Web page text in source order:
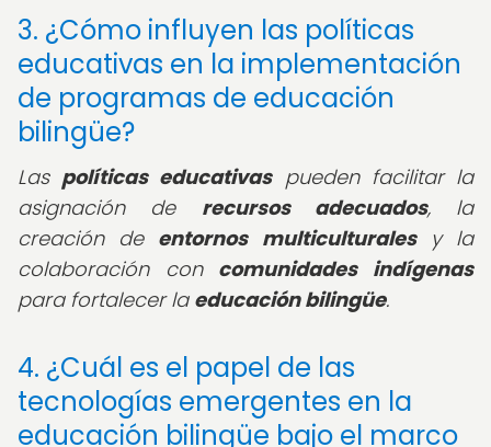
3. ¿Cómo influyen las políticas
educativas en la implementación
de programas de educación
bilingüe?
Las políticas educativaspueden facilitar la
asignación de recursos adecuados, la
creación de entornos multiculturalesy la
colaboración con comunidades indígenas
para fortalecer la educación bilingüe.
4. ¿Cuál es el papel de las
tecnologías emergentes en la
educación bilingüe bajo el marco